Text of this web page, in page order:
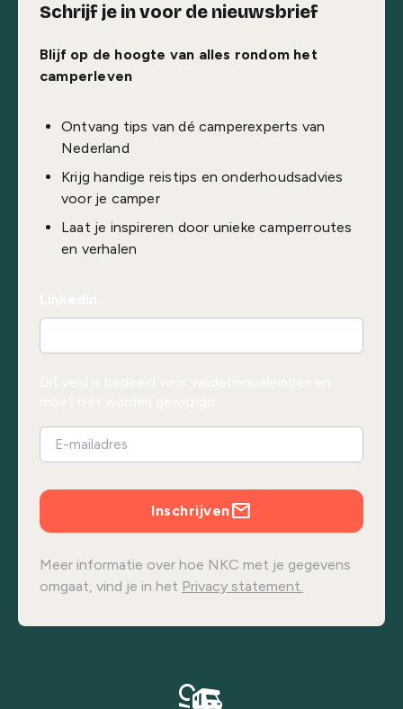
Schrijf je in voor de nieuwsbrief
Blijf op de hoogte van alles rondom het
camperleven
Ontvang tips van dé camperexperts van
Nederland
Krijg handige reistips en onderhoudsadvies
voor je camper
Laat je inspireren door unieke camperroutes
en verhalen
Inschrijven
Meer informatie over hoe NKC met je gegevens
omgaat, vind je in het Privacy statement.